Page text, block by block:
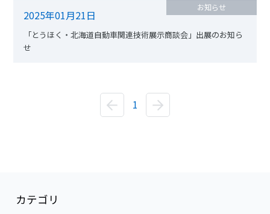
2025年01月21日
お知らせ
「とうほく・北海道自動車関連技術展示商談会」出展のお知ら
せ
1
カテゴリ